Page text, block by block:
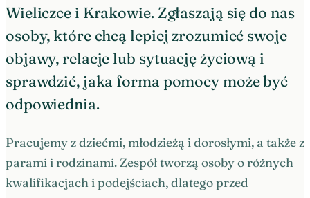
Wieliczce i Krakowie. Zgłaszają się do nas
osoby, które chcą lepiej zrozumieć swoje
objawy, relacje lub sytuację życiową i
sprawdzić, jaka forma pomocy może być
odpowiednia.
Pracujemy z dziećmi, młodzieżą i dorosłymi, a także z
parami i rodzinami. Zespół tworzą osoby o różnych
kwalifikacjach i podejściach, dlatego przed